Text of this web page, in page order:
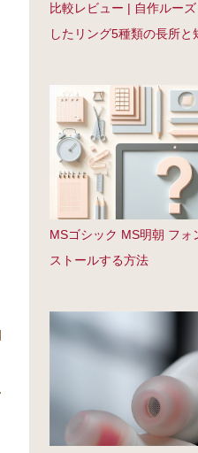
比較レビュー | 自作ルー
したリング5種類の長所と
MSゴシック MS明朝 フォ
ストールする方法